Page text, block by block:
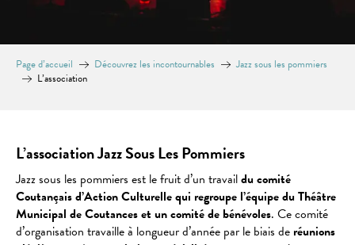
Page d’accueil Découvrez les incontournables
Jazz sous les pommiers
L’association
L’association Jazz Sous Les Pommiers
Jazz sous les pommiers est le fruit d’un travaildu comité
Coutançais d’Action Culturelle qui regroupe l’équipe du Théâtre
Municipal de Coutances et un comité de bénévoles. Ce comité
d’organisation travaille à longueur d’année par le biais de réunions